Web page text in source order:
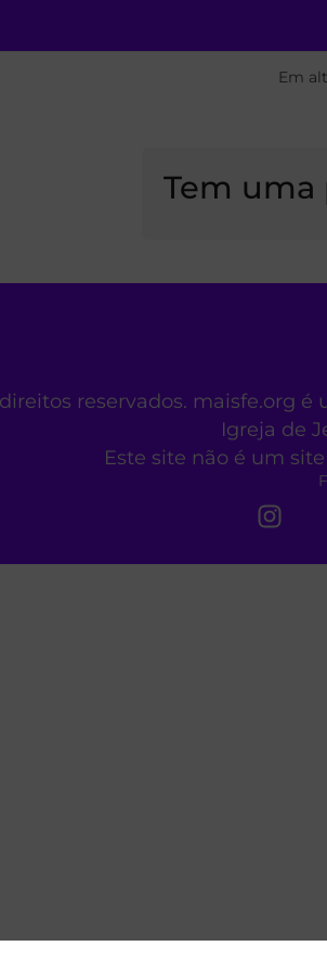
Em
Tem uma
direitos reservados. maisfe.org
Igreja de
Este site não é um